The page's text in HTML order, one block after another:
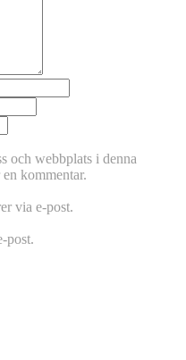
och webbplats i denna
kommentar.
via e-post.
post.